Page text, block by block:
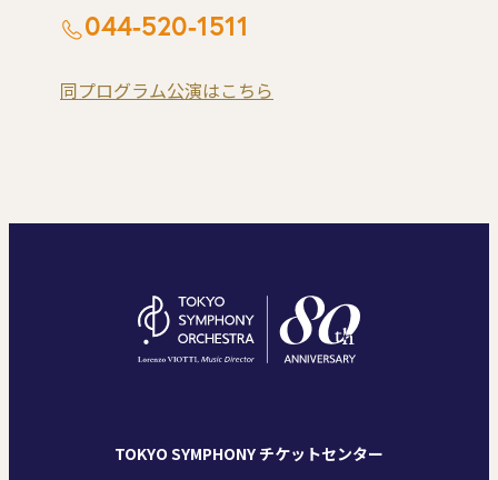
044-520-1511
同プログラム公演はこちら
TOKYO SYMPHONY チケットセンター